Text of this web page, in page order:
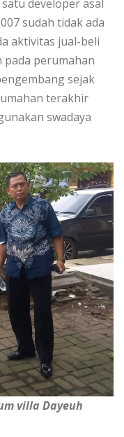
developer asal
sudah tidak ada
aktivitas jual-beli
perumahan
sejak
terakhir
swadaya
villa Dayeuh